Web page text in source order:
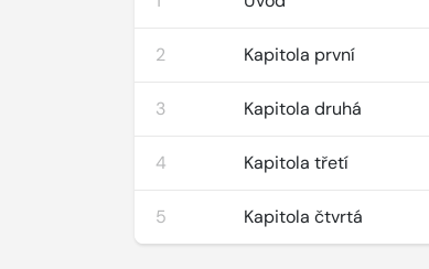
2 Kapitola první
3 Kapitola druhá
4 Kapitola třetí
5 Kapitola čtvrtá